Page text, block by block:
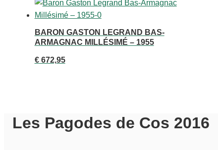
BARON GASTON LEGRAND BAS-
ARMAGNAC MILLÉSIMÉ – 1955
€672,95
Les Pagodes de Cos 2016